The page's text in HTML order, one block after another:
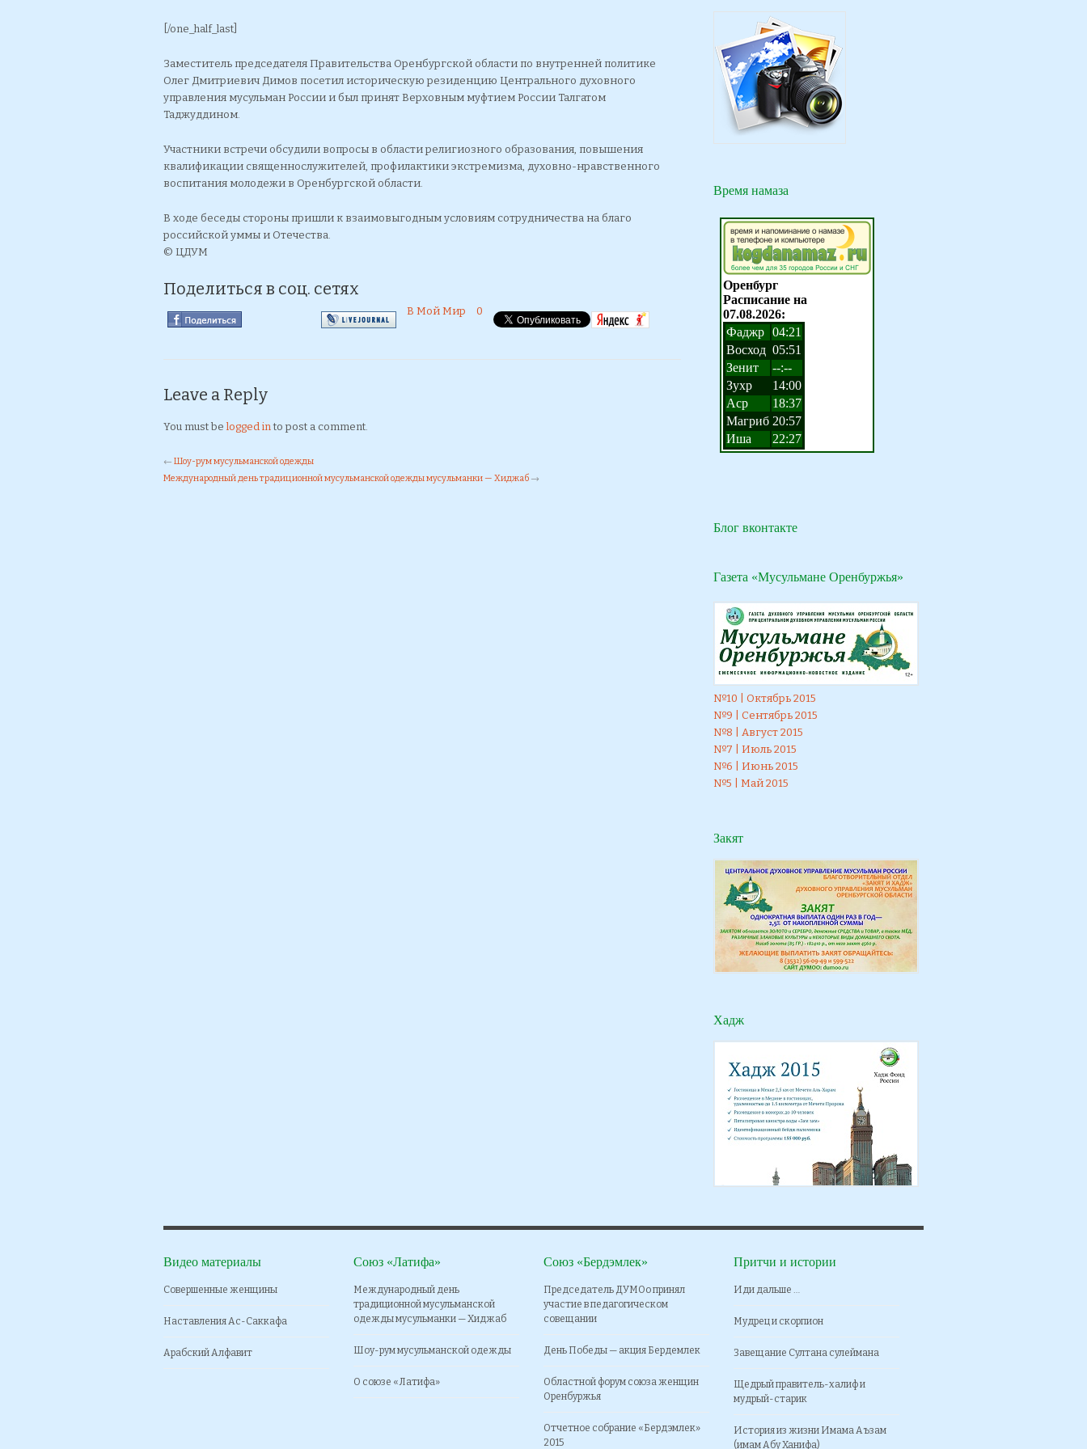
[/one_half_last]
Заместитель председателя Правительства Оренбургской области по внутренней политике
Олег Дмитриевич Димов посетил историческую резиденцию Центрального духовного
управления мусульман России и был принят Верховным муфтием России Талгатом
Таджуддином.
Участники встречи обсудили вопросы в области религиозного образования, повышения
квалификации священнослужителей, профилактики экстремизма, духовно-нравственного
воспитания молодежи в Оренбургской области.
В ходе беседы стороны пришли к взаимовыгодным условиям сотрудничества на благо
российской уммы и Отечества.
© ЦДУМ
Поделиться в соц. сетях
В Мой Мир 0
Leave a Reply
You must be logged in to post a comment.
← Шоу-рум мусульманской одежды
Международный день традиционной мусульманской одежды мусульманки — Хиджаб →
Время намаза
Блог вконтакте
Газета «Мусульмане Оренбуржья»
№10 | Октябрь 2015
№9 | Сентябрь 2015
№8 | Август 2015
№7 | Июль 2015
№6 | Июнь 2015
№5 | Май 2015
Закят
Хадж
Видео материалы
Совершенные женщины
Наставления Ас-Саккафа
Арабский Алфавит
Союз «Латифа»
Международный день
традиционной мусульманской
одежды мусульманки — Хиджаб
Шоу-рум мусульманской одежды
О союзе «Латифа»
Союз «Бердэмлек»
Председатель ДУМОо принял
участие в педагогическом
совещании
День Победы — акция Бердемлек
Областной форум союза женщин
Оренбуржья
Отчетное собрание «Бердэмлек»
2015
Притчи и истории
Иди дальше …
Мудрец и скорпион
Завещание Султана сулеймана
Щедрый правитель-халиф и
мудрый-старик
История из жизни Имама Аъзам
(имам Абу Ханифа)